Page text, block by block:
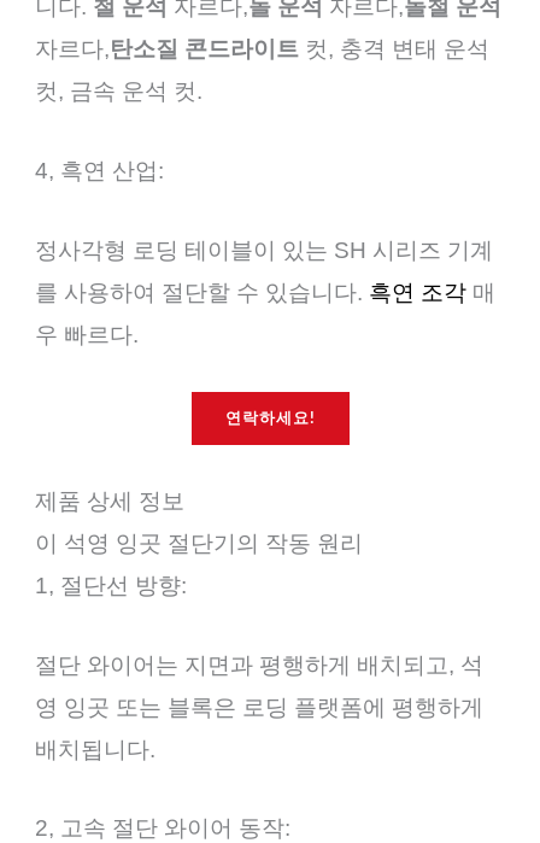
니다. 철 운석 자르다,돌 운석 자르다,돌철 운석
자르다,탄소질 콘드라이트 컷, 충격 변태 운석
컷, 금속 운석 컷.
4, 흑연 산업:
정사각형 로딩 테이블이 있는 SH 시리즈 기계
를 사용하여 절단할 수 있습니다. 흑연 조각 매
우 빠르다.
연락하세요!
제품 상세 정보
이 석영 잉곳 절단기의 작동 원리
1, 절단선 방향:
절단 와이어는 지면과 평행하게 배치되고, 석
영 잉곳 또는 블록은 로딩 플랫폼에 평행하게
배치됩니다.
2, 고속 절단 와이어 동작: